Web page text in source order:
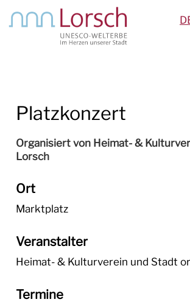
RATHAUS & SERVICE
BAUEN & UMWELT
Platzkonzert
Organisiert von Heimat- &
Lorsch
Ort
Marktplatz
Veranstalter
Heimat- & Kulturverein und Stadt
Termine